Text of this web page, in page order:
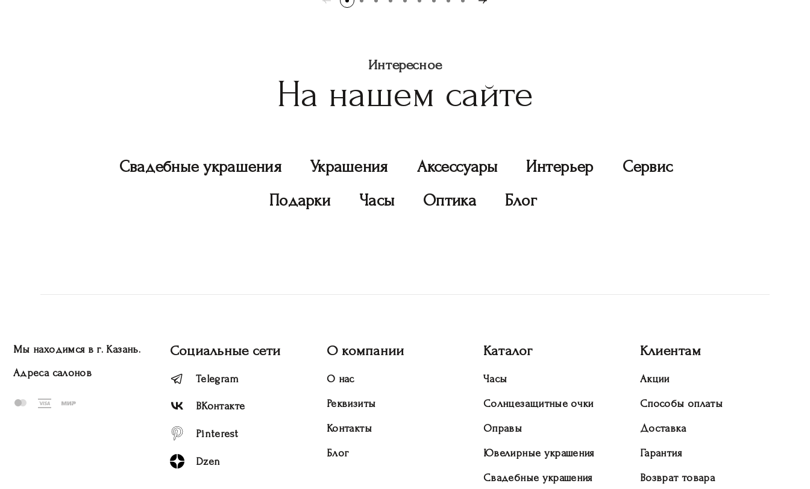
Интересное
На нашем сайте
Свадебные украшения Украшения Аксессуары Интерьер
Сервис
Подарки
Часы Оптика Блог
Мы находимся в г. Казань.
Адреса салонов
Социальные сети
Telegram
ВКонтакте
Pinterest
Dzen
О компании
О нас
Реквизиты
Контакты
Блог
Каталог
Часы
Солнцезащитные очки
Оправы
Ювелирные украшения
Свадебные украшения
Клиентам
Акции
Способы оплаты
Доставка
Гарантия
Возврат товара